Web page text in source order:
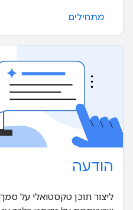
מתחילים
הודעה
ליצור תוכן טקסטואלי על